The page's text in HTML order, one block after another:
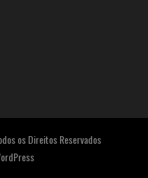
os Direitos Reservados